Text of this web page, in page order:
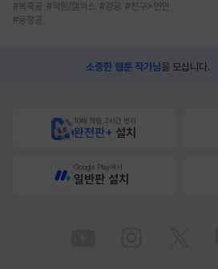
#복흑공 #학원/캠퍼스 #강공 #친구>연인
#동정공
소중한 웹툰 작가님을 모십니다.
10배 적립, 2시간 먼저
완전판+ 설치
Google Play에서
일반판 설치